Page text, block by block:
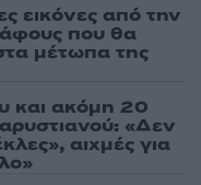
εικόνες από την
που θα
μέτωπα της
και ακόμη 20
«Δεν
αιχμές για